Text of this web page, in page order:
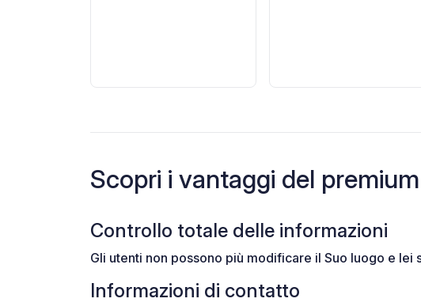
Scopri i vantaggi del premium
Controllo totale delle informazioni
Gli utenti non possono più modificare il Suo luogo e
Informazioni di contatto